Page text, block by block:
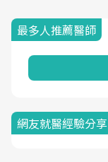
最多人推薦醫師
網友就醫經驗分享